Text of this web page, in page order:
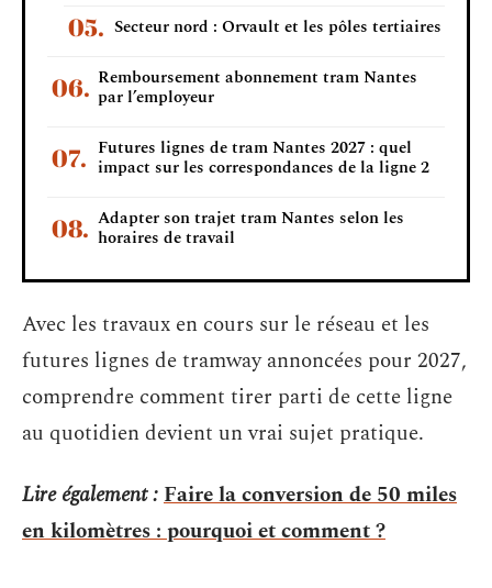
Secteur nord : Orvault et les pôles tertiaires
Remboursement abonnement tram Nantes
par l’employeur
Futures lignes de tram Nantes 2027 : quel
impact sur les correspondances de la ligne 2
Adapter son trajet tram Nantes selon les
horaires de travail
Avec les travaux en cours sur le réseau et les
futures lignes de tramway annoncées pour 2027,
comprendre comment tirer parti de cette ligne
au quotidien devient un vrai sujet pratique.
Lire également :Faire la conversion de 50 miles
en kilomètres : pourquoi et comment ?